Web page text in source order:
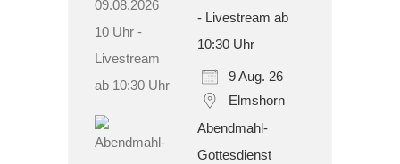
- Livestream ab
10:30 Uhr
9 Aug. 26
Elmshorn
Abendmahl-
Gottesdienst